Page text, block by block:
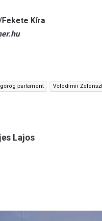
Fekete Kíra
görög parlament Volodimir
Lajos